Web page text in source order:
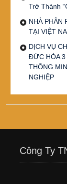
Trở Thành
NHÀ PHÂN
TẠI VIỆT
DỊCH VỤ
ĐỨC HÒA 3
THÔNG
NGHIỆP
Công Ty